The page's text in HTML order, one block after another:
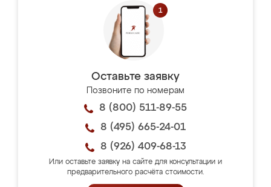
Оставьте заявку
Позвоните по номерам
8 (800) 511-89-55
8 (495) 665-24-01
8 (926) 409-68-13
Или оставьте заявку на сайте для консультации и
предварительного расчёта стоимости.